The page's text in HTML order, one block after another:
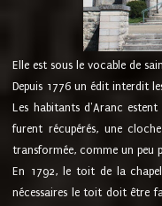
Elle est sous le vocable de
Depuis 1776 un édit interdit
Les habitants d'Aranc
furent récupérés, une
transformée, comme un peu
En 1792, le toit de la
nécessaires le toit doit être